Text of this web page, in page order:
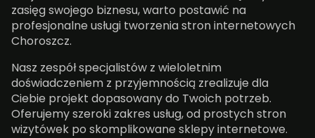
zasięg swojego biznesu, warto postawić na
profesjonalne usługi tworzenia stron internetowych
Choroszcz.
Nasz zespół specjalistów z wieloletnim
doświadczeniem z przyjemnością zrealizuje dla
Ciebie projekt dopasowany do Twoich potrzeb.
Oferujemy szeroki zakres usług, od prostych stron
wizytówek po skomplikowane sklepy internetowe.